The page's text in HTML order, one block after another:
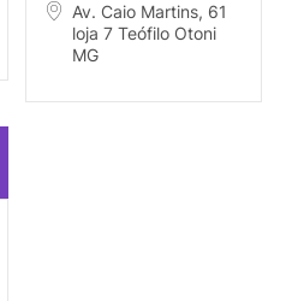
Av. Caio Martins, 61
loja 7 Teófilo Otoni
MG